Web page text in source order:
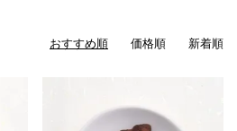
おすすめ順 価格順 新着順